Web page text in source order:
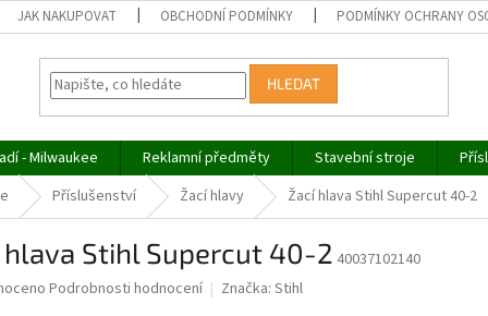
JAK NAKUPOVAT OBCHODNÍ PODMÍNKY PODMÍNKY OCHRANY
HLEDAT
- Milwaukee Reklamní předměty Stavební stroje
Příslušenství Žací hlavy Žací hlava Stihl Supercut 40-2
hlava Stihl Supercut 40-2 40037102140
Podrobnosti hodnocení Značka: Stihl